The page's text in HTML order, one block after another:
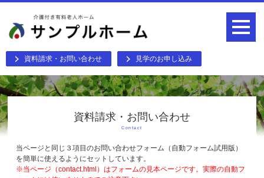
資料請求・お問い合わせ 見学のお申し込み
資料請求・お問い合わせ
Contact
当ページと同じ３項目のお問い合わせフォーム（自動フォーム試用版）
を簡単に使えるようにセットしています。
※当ページ（contact.html）はフォームの見本ページです。実際の自動フ